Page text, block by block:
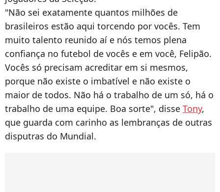
"Não sei exatamente quantos milhões de
brasileiros estão aqui torcendo por vocês. Tem
muito talento reunido aí e nós temos plena
confiança no futebol de vocês e em você, Felipão.
Vocês só precisam acreditar em si mesmos,
porque não existe o imbatível e não existe o
maior de todos. Não há o trabalho de um só, há o
trabalho de uma equipe. Boa sorte", disse Tony,
que guarda com carinho as lembranças de outras
disputras do Mundial.